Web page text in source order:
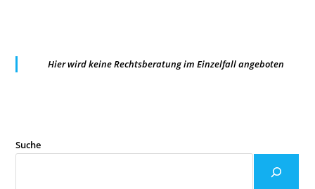
ZU
Hier wird keine Rechtsberatung im Einzelfall angeboten
Suche